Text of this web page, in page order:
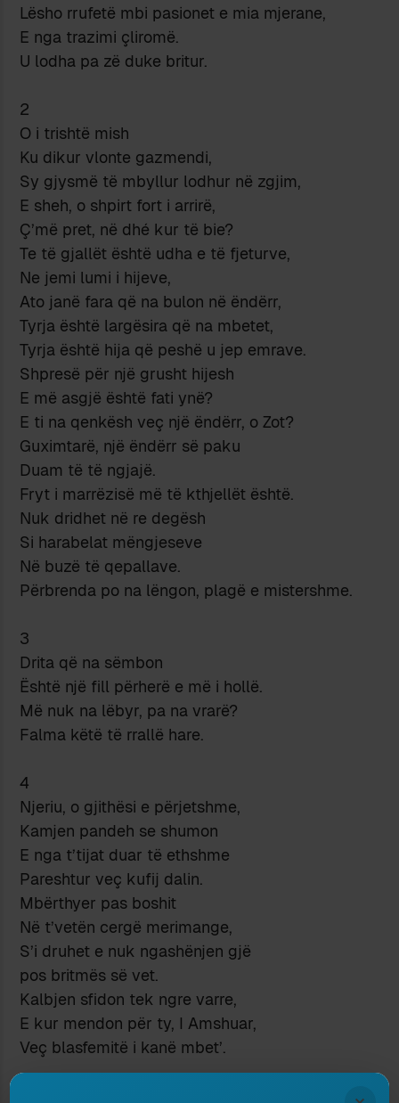
Lësho rrufetë mbi pasionet e mia mjerane,
E nga trazimi çliromë.
U lodha pa zë duke britur.
2
O i trishtë mish
Ku dikur vlonte gazmendi,
Sy gjysmë të mbyllur lodhur në zgjim,
E sheh, o shpirt fort i arrirë,
Ç’më pret, në dhé kur të bie?
Te të gjallët është udha e të fjeturve,
Ne jemi lumi i hijeve,
Ato janë fara që na bulon në ëndërr,
Tyrja është largësira që na mbetet,
Tyrja është hija që peshë u jep emrave.
Shpresë për një grusht hijesh
E më asgjë është fati ynë?
E ti na qenkësh veç një ëndërr, o Zot?
Guximtarë, një ëndërr së paku
Duam të të ngjajë.
Fryt i marrëzisë më të kthjellët është.
Nuk dridhet në re degësh
Si harabelat mëngjeseve
Në buzë të qepallave.
Përbrenda po na lëngon, plagë e mistershme.
3
Drita që na sëmbon
Është një fill përherë e më i hollë.
Më nuk na lëbyr, pa na vrarë?
Falma këtë të rrallë hare.
4
Njeriu, o gjithësi e përjetshme,
Kamjen pandeh se shumon
E nga t’tijat duar të ethshme
Pareshtur veç kufij dalin.
Mbërthyer pas boshit
Në t’vetën cergë merimange,
S’i druhet e nuk ngashënjen gjë
pos britmës së vet.
Kalbjen sfidon tek ngre varre,
E kur mendon për ty, I Amshuar,
Veç blasfemitë i kanë mbet’.